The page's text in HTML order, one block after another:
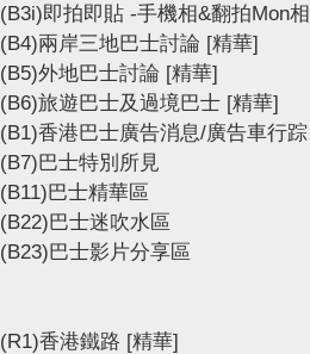
(B3i)即拍即貼 -手機相&翻拍Mon相
(B4)兩岸三地巴士討論 [精華]
(B5)外地巴士討論 [精華]
(B6)旅遊巴士及過境巴士 [精華]
(B1)香港巴士廣告消息/廣告車行踪
(B7)巴士特別所見
(B11)巴士精華區
(B22)巴士迷吹水區
(B23)巴士影片分享區
(R1)香港鐵路 [精華]